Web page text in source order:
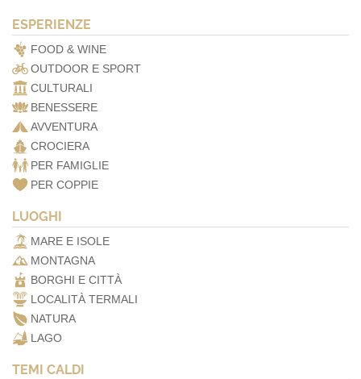
ESPERIENZE
FOOD & WINE
OUTDOOR E SPORT
CULTURALI
BENESSERE
AVVENTURA
CROCIERA
PER FAMIGLIE
PER COPPIE
LUOGHI
MARE E ISOLE
MONTAGNA
BORGHI E CITTÀ
LOCALITÀ TERMALI
NATURA
LAGO
TEMI CALDI